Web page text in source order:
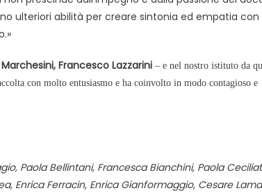
ulteriori abilità per creare sintonia ed empatia con
Francesco Lazzarini – e nel nostro istituto da
con molto entusiasmo e ha coinvolto in modo contagioso e
Paola Bellintani, Francesca Bianchini, Paola
Enrica Ferracin, Enrica Gianformaggio, Cesare